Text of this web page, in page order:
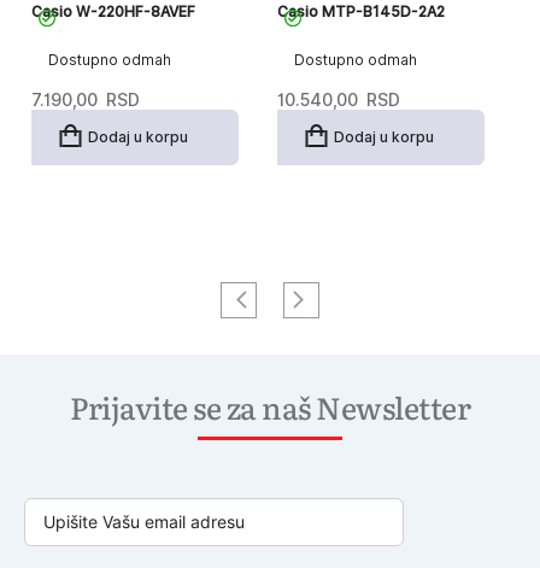
Dostupno odmah
Casio W-220HF-8AVEF
7.190,00 RSD
Dodaj u korpu
Dostupno odmah
Casio MTP-B145D-2A2
10.540,00 RSD
Dodaj u korpu
Prijavite se za naš Newsletter